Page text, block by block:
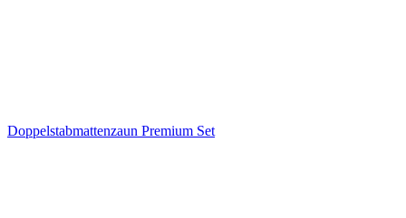
Doppelstabmattenzaun Premium Set